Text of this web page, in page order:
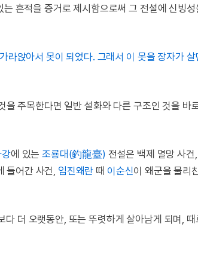
흔적을 증거로 제시함으로써 그 전설에 신빙
라앉아서 못이 되었다. 그래서 이 못을 장자가
을 주목한다면 일반 설화와 다른 구조인 것을
에 있는조룡대(釣龍臺) 전설은 백제 멸망 사
들어간 사건, 임진왜란 때 이순신이 왜군을 물리
더 오랫동안, 또는 뚜렷하게 살아남게 되며,